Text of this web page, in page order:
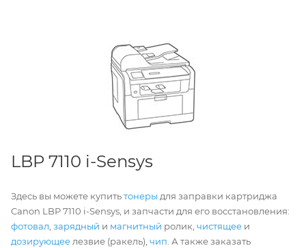
LBP 7110 i-Sensys
Здесь вы можете купитьтонеры для заправки картриджа
Canon LBP 7110 i-Sensys, и запчасти для его восстановления:
фотовал зарядный и магнитный ролик, чистящее и
дозирующее лезвие (ракель), чип . А также заказать